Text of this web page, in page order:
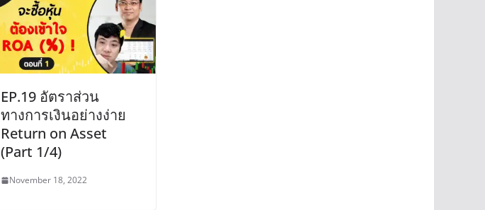
EP.19 อัตราส่วน
ทางการเงินอย่างง่าย
Return on Asset
(Part 1/4)
November 18, 2022